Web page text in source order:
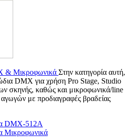
& Μικροφωνικά Στην κατηγορία αυτή,
DMX για χρήση Pro Stage, Studio
σκηνής, καθώς και μικροφωνικά/line
με προδιαγραφές βραδείας
DMX-512A
Μικροφωνικά